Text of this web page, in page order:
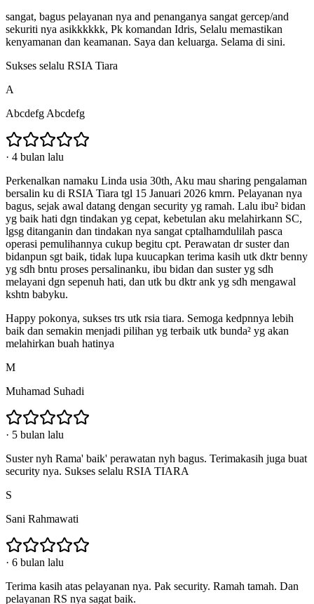
sangat, bagus pelayanan nya and penanganya sangat gercep/and
sekuriti nya asikkkkkk, Pk komandan Idris, Selalu memastikan
kenyamanan dan keamanan. Saya dan keluarga. Selama di sini.
Sukses selalu RSIA Tiara
A
Abcdefg Abcdefg
· 4 bulan lalu
Perkenalkan namaku Linda usia 30th, Aku mau sharing pengalaman
bersalin ku di RSIA Tiara tgl 15 Januari 2026 kmrn. Pelayanan nya
bagus, sejak awal datang dengan security yg ramah. Lalu ibu² bidan
yg baik hati dgn tindakan yg cepat, kebetulan aku melahirkann SC,
lgsg ditanganin dan tindakan nya sangat cptalhamdulilah pasca
operasi pemulihannya cukup begitu cpt. Perawatan dr suster dan
bidanpun sgt baik, tidak lupa kuucapkan terima kasih utk dktr benny
yg sdh bntu proses persalinanku, ibu bidan dan suster yg sdh
melayani dgn sepenuh hati, dan utk bu dktr ank yg sdh mengawal
kshtn babyku.
Happy pokonya, sukses trs utk rsia tiara. Semoga kedpnnya lebih
baik dan semakin menjadi pilihan yg terbaik utk bunda² yg akan
melahirkan buah hatinya
M
Muhamad Suhadi
· 5 bulan lalu
Suster nyh Rama' baik' perawatan nyh bagus. Terimakasih juga buat
security nya. Sukses selalu RSIA TIARA
S
Sani Rahmawati
· 6 bulan lalu
Terima kasih atas pelayanan nya. Pak security. Ramah tamah. Dan
pelayanan RS nya sagat baik.